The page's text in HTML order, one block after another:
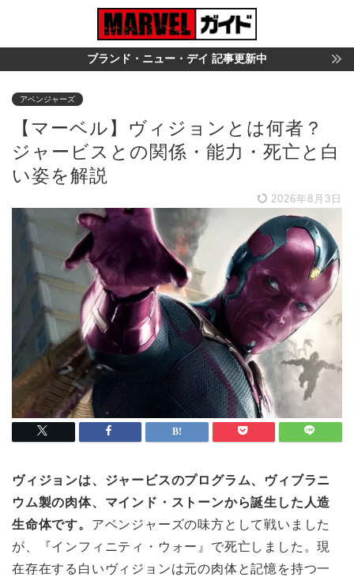
ブランド・ニュー・デイ 記事更新中
アベンジャーズ
【マーベル】ヴィジョンとは何者？
ジャービスとの関係・能力・死亡と白
い姿を解説
2026年8月3日
ヴィジョンは、ジャービスのプログラム、ヴィブラニ
ウム製の肉体、マインド・ストーンから誕生した人造
生命体です。 アベンジャーズの味方として戦いました
が、『インフィニティ・ウォー』で死亡しました。現
在存在する白いヴィジョンは元の肉体と記憶を持つ一